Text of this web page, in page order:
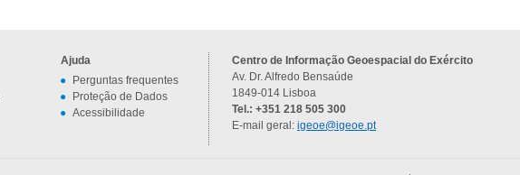
Ajuda
Perguntas frequentes
Proteção de Dados
Acessibilidade
Centro de Informação Geoespacial do Exército
Av. Dr. Alfredo Bensaúde
1849-014 Lisboa
Tel.: +351 218 505 300
E-mail geral: igeoe@igeoe.pt